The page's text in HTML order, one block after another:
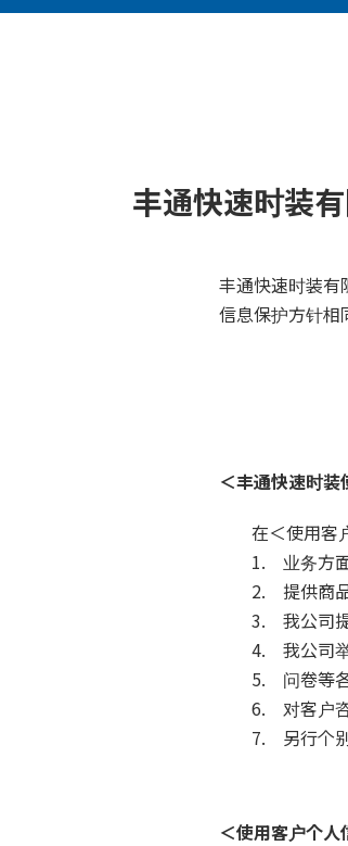
丰通快速时装
丰通快速时装有
信息保护方针相
＜丰通快速时
在＜使用客
1. 业务方
2. 提供商
3. 我公司
4. 我公司
5. 问卷等
6. 对客户
7. 另行个
＜使用客户个人